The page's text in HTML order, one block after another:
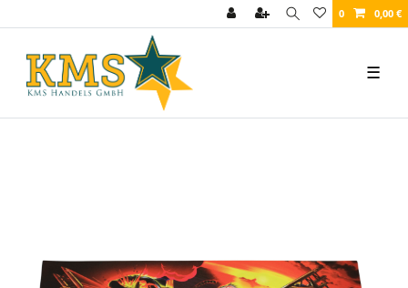
0 0,00 €
☰